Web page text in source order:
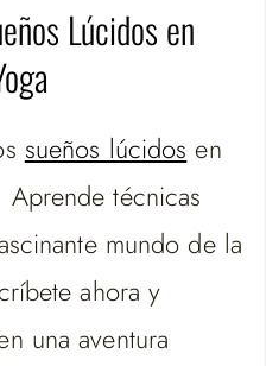
Lúcidos en
sueños lúcidos en
técnicas
mundo de la
ahora y
una aventura